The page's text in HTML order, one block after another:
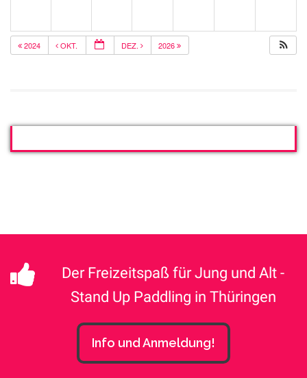
2024 OKT. DEZ. 2026
Der Freizeitspaß für Jung und Alt -
Stand Up Paddling in Thüringen
Info und Anmeldung!